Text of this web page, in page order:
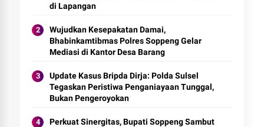
di Lapangan
Wujudkan Kesepakatan Damai,
Bhabinkamtibmas Polres Soppeng Gelar
Mediasi di Kantor Desa Barang
Update Kasus Bripda Dirja: Polda Sulsel
Tegaskan Peristiwa Penganiayaan Tunggal,
Bukan Pengeroyokan
Perkuat Sinergitas, Bupati Soppeng Sambut